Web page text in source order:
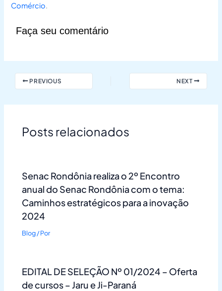
Comércio.
Faça seu comentário
PREVIOUS NEXT
Posts relacionados
Senac Rondônia realiza o 2º Encontro
anual do Senac Rondônia com o tema:
Caminhos estratégicos para a inovação
2024
Blog/ Por
EDITAL DE SELEÇÃO Nº 01/2024 – Oferta
de cursos – Jaru e Ji-Paraná